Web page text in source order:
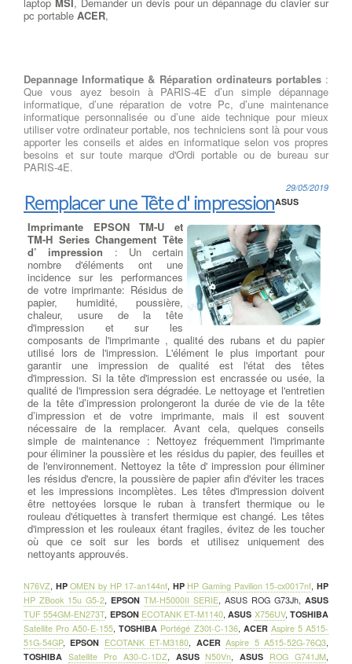
pc portable ACER,
Depannage Informatique & Réparation ordinateurs portables:
Que vous ayez besoin à PARIS-4E d’un simple dépannage
informatique, d’une réparation de votre Pc, d’une maintenance
informatique personnalisée ou d’une aide technique pour mieux
utiliser votre ordinateur portable, nos techniciens sont là pour vous
apporter les conseils et aides en informatique selon vos propres
besoins et sur toute marque d'Ordi portable ou de bureau sur
PARIS-4E.
Remplacer une Tête d' impression
29/05/2019
Imprimante EPSON TM-U et
TM-H Series Changement Tête
d’ impression : Un certain
nombre d'éléments ont une
incidence sur les performances
de votre imprimante: Résidus de
papier, humidité, poussière,
chaleur, usure de la tête
d'impression et sur les
composants de l'imprimante , qualité des rubans et du papier
utilisé lors de l'impression. L'élément le plus important pour
garantir une impression de qualité est l'état des têtes
d'impression. Si la tête d'impression est encrassée ou usée, la
qualité de l'impression sera dégradée. Le nettoyage et l'entretien
de la tête d’impression prolongeront la durée de vie de la tête
d’impression et de votre imprimante, mais il est souvent
nécessaire de la remplacer. Avant cela, quelques conseils
simple de maintenance : Nettoyez fréquemment l'imprimante
pour éliminer la poussière et les résidus du papier, des feuilles et
de l'environnement. Nettoyez la tête d' impression pour éliminer
les résidus d'encre, la poussière de papier afin d'éviter les traces
et les impressions incomplètes. Les têtes d'impression doivent
être nettoyées lorsque le ruban à transfert thermique ou le
rouleau d'étiquettes à transfert thermique est changé. Les têtes
d'impression et les rouleaux étant fragiles, évitez de les toucher
où que ce soit sur les bords et utilisez uniquement des
nettoyants approuvés.
ASUS
N76VZ, HP OMEN by HP 17-an144nf, HP HP Gaming Pavilion 15-cx0017nf,HP
HP ZBook 15u G5-2, EPSON TM-H5000II SERIE, ASUS ROG G73Jh, ASUS
TUF 554GM-EN273T, EPSON ECOTANK ET-M1140,ASUS X756UV,TOSHIBA
Satellite Pro A50-E-155,TOSHIBA Portégé Z30t-C-136, ACER Aspire 5 A515-
51G-54GP,EPSON ECOTANK ET-M3180, ACER Aspire 5 A515-52G-76Q3,
TOSHIBA Satellite Pro A30-C-1DZ, ASUS N50Vn,ASUS ROG G741JM,